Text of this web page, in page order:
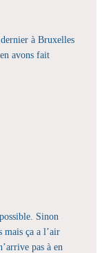
à Bruxelles
avons fait
Sinon
mais ça a l’air
pas à en